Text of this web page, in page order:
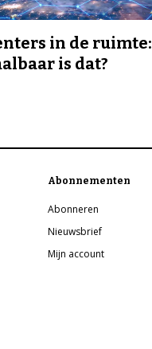
in de ruimte:
is dat?
Abonnementen
Abonneren
Nieuwsbrief
Mijn account